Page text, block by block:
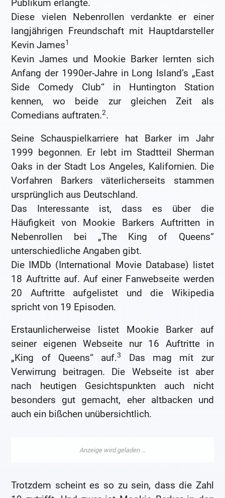
Publikum erlangte.
Diese vielen Nebenrollen verdankte er einer
langjährigen Freundschaft mit Hauptdarsteller
Kevin James1
Kevin James und Mookie Barker lernten sich
Anfang der 1990er-Jahre in Long Island’s „East
Side Comedy Club“ in Huntington Station
kennen, wo beide zur gleichen Zeit als
Comedians auftraten.2.
Seine Schauspielkarriere hat Barker im Jahr
1999 begonnen. Er lebt im Stadtteil Sherman
Oaks in der Stadt Los Angeles, Kalifornien. Die
Vorfahren Barkers väterlicherseits stammen
ursprünglich aus Deutschland.
Das Interessante ist, dass es über die
Häufigkeit von Mookie Barkers Auftritten in
Nebenrollen bei „The King of Queens“
unterschiedliche Angaben gibt.
Die IMDb (International Movie Database) listet
18 Auftritte auf. Auf einer Fanwebseite werden
20 Auftritte aufgelistet und die Wikipedia
spricht von 19 Episoden.
Erstaunlicherweise listet Mookie Barker auf
seiner eigenen Webseite nur 16 Auftritte in
„King of Queens“ auf.3
Das mag mit zur
Verwirrung beitragen. Die Webseite ist aber
nach heutigen Gesichtspunkten auch nicht
besonders gut gemacht, eher altbacken und
auch ein bißchen unübersichtlich.
Trotzdem scheint es so zu sein, dass die Zahl